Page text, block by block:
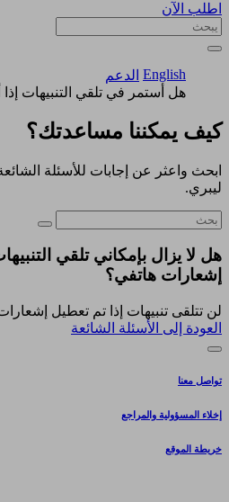
اطلب الآن
English الدعم
هل أستمر في تلقي التنبيهات
كيف يمكننا مساعدتك؟
ابحث واعثر عن إجابات للأسئلة
ليبري.
هل لا يزال بإمكاني تلقي
إشعارات هاتفي؟
لن تتلقى تنبيهات إذا تم تعطيل
العودة إلى الأسئلة الشائعة
تواصل معنا
إخلاء المسؤولية والمراجع
خريطة الموقع